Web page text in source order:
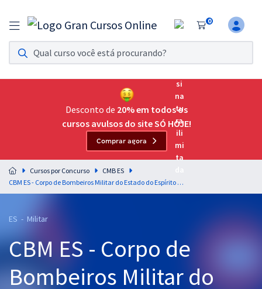
0
Assinatura Ilimitada 11
Acesso a todos os cursos. Teste grátis por 7 dias!
Assinatura OAB Até Passar
Acesso ilimitado a toda preparação para o Exame da
Residências Multiprofissionais
Preparação completa e intensiva para as principais
residências em saúde do Brasil
Cursos 20% OFF
Pós
Desconto de 20% em todos os
cursos avulsos do site SÓ HOJE!
Comprar agora
Cursos por Concurso
CMB ES
CBM ES - Corpo de Bombeiros Militar do Estado do Espírito Santo - Biologia para o Curso de Formação de Oficiais (CFO) - Professora: Ariadne Branco (Pré-edital)
ES - Militar
CBM ES - Corpo de
Bombeiros Militar do